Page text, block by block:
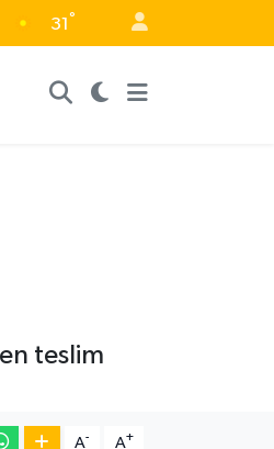
31 °
teslim
A- A+